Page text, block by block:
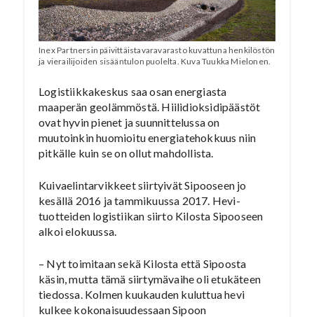
Inex Partnersin päivittäistavaravarasto kuvattuna henkilöstön
ja vierailijoiden sisääntulon puolelta. Kuva Tuukka Mielonen.
Logistiikkakeskus saa osan energiasta
maaperän geolämmöstä. Hiilidioksidipäästöt
ovat hyvin pienet ja suunnittelussa on
muutoinkin huomioitu energiatehokkuus niin
pitkälle kuin se on ollut mahdollista.
Kuivaelintarvikkeet siirtyivät Sipooseen jo
kesällä 2016 ja tammikuussa 2017. Hevi-
tuotteiden logistiikan siirto Kilosta Sipooseen
alkoi elokuussa.
– Nyt toimitaan sekä Kilosta että Sipoosta
käsin, mutta tämä siirtymävaihe oli etukäteen
tiedossa. Kolmen kuukauden kuluttua hevi
kulkee kokonaisuudessaan Sipoon